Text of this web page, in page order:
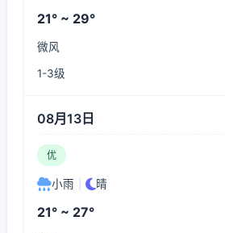
21° ~ 29°
微风
1-3级
08月13日
优
小雨 晴
21° ~ 27°